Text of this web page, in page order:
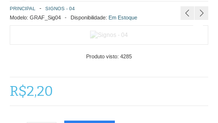
POLÍTICA DE FRETE GRÁTIS
CONTATO
PRINCIPAL SIGNOS - 04
Modelo: GRAF_Sig04 Disponibilidade: Em Estoque
Produto visto: 4285
R$2,20